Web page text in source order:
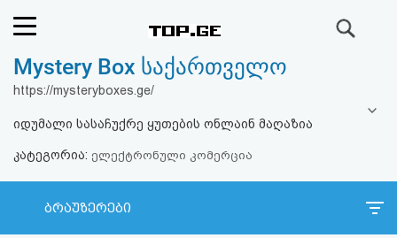
რეიტინგი
ფოსტა
კითხვა-
Mystery Box საქართველო
https://mysteryboxes.ge/
იდუმალი სასაჩუქრე ყუთების ონლაინ მაღაზია
კატეგორია: ელექტრონული კომერცია
ბრაუზერები